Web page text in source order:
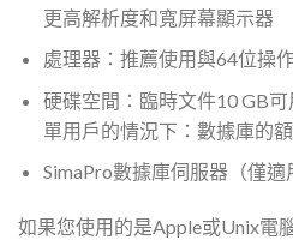
更高解析度和寬屏幕顯示器
處理器：推薦使用與64位操
硬碟空間：臨時文件10 GB
單用戶的情況下：數據庫的
SimaPro數據庫伺服器（僅適
如果您使用的是Apple或Unix電